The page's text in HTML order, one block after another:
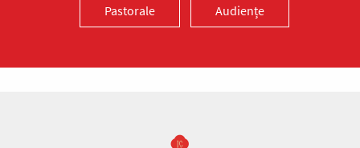
Pastorale Audiențe